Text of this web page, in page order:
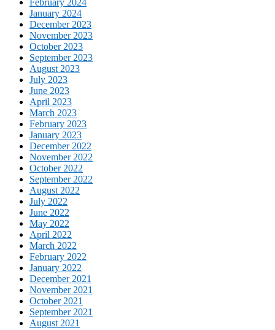
January 2024
December 2023
November 2023
October 2023
September 2023
August 2023
July 2023
June 2023
April 2023
March 2023
February 2023
January 2023
December 2022
November 2022
October 2022
September 2022
August 2022
July 2022
June 2022
May 2022
April 2022
March 2022
February 2022
January 2022
December 2021
November 2021
October 2021
September 2021
August 2021